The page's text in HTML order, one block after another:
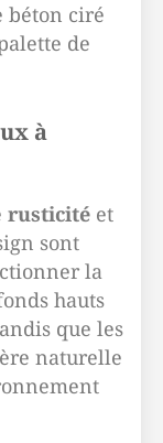
béton ciré
de
à
rusticité et
sont
la
hauts
que les
naturelle